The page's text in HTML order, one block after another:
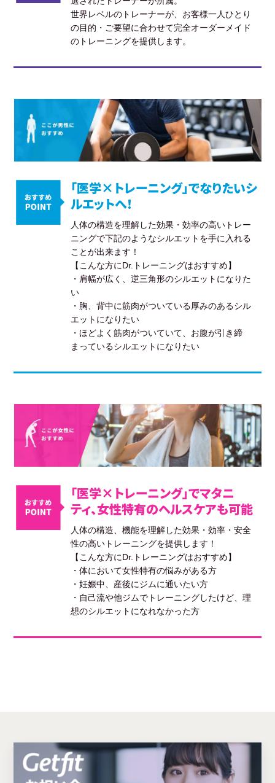
世界レベルのトレーナーが、お客様一人ひとり
の目的・ご要望に合わせて完全オーダーメイド
のトレーニングを提供します。
「医学×トレーニング」でなりたいシ
ルエットへ！
人体の構造を理解した効果・効率の高いトレー
ニングで下記のようなシルエットを手に入れる
ことが出来ます！
【こんな方にDr.トレーニングはおすすめ】
・肩幅が広く、逆三角形のシルエットになりた
い
・胸、背中に筋肉がついている厚みのあるシル
エットになりたい
・ほどよく筋肉がついていて、お腹が引き締
まっているシルエットになりたい
「医学×トレーニング」でマタニ
ティ、女性特有のヘルスケアも可能
人体の構造、機能を理解した効果・効率・安全
性の高いトレーニングを提供します！
【こんな方にDr.トレーニングはおすすめ】
・体において女性特有の悩みがある方
・妊娠中、産後にジムに通いたい方
・自己流や他ジムでトレーニングしたけど、理
想のシルエットになれなかった方